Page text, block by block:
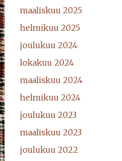
maaliskuu 2025
helmikuu 2025
joulukuu 2024
lokakuu 2024
maaliskuu 2024
helmikuu 2024
joulukuu 2023
maaliskuu 2023
joulukuu 2022